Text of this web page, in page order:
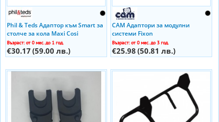
Phil & Teds Адаптор към Smart за
столче за кола Maxi Cosi
Възраст: от 0 мес. до 1 год.
€30.17 (59.00 лв.)
CAM Адаптори за модулни
системи Fixon
Възраст: от 0 мес. до 3 год.
€25.98 (50.81 лв.)